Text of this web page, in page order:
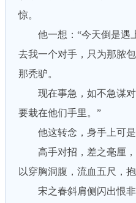
惊。
他一想：“今天倒是遇
去我一个对手，只为那脓
那秃驴。
现在事急，如不急谋对
要栽在他们手里。”
他这转念，身手上可是
高手对招，差之毫厘，
以穿胸洞腹，流血五尺，
宋之春斜肩侧闪出恨非